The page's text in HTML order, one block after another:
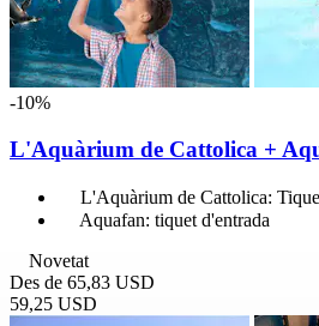
-10%
L'Aquàrium de Cattolica +
L'Aquàrium de Cattolica:
Aquafan: tiquet d'entrada
Novetat
Des de 65,83 USD
59,25 USD